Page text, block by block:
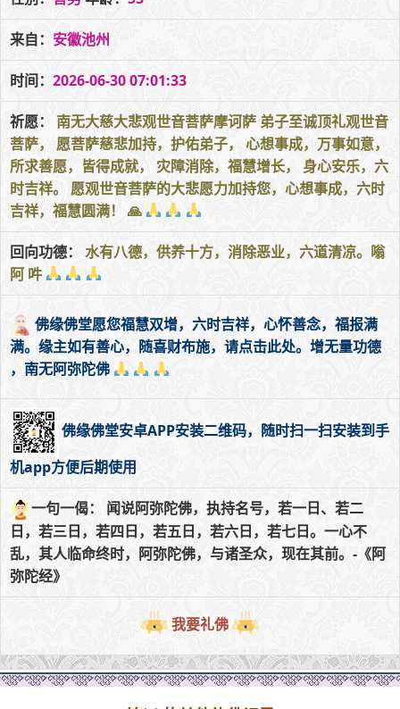
来自： 安徽池州
时间： 2026-06-30 07:01:33
祈愿：
南无大慈大悲观世音菩萨摩诃萨 弟子至诚顶礼观世音
菩萨， 愿菩萨慈悲加持，护佑弟子， 心想事成，万事如意，
所求善愿，皆得成就， 灾障消除，福慧增长， 身心安乐，六
时吉祥。 愿观世音菩萨的大悲愿力加持您，心想事成，六时
吉祥，福慧圆满！ 🙏
回向功德： 水有八德，供养十方，消除恶业，六道清凉。嗡
阿 吽
佛缘佛堂愿您福慧双增，六时吉祥，心怀善念，福报满
满。缘主如有善心，随喜财布施，请点击此处。增无量功德
，南无阿弥陀佛
佛缘佛堂安卓APP安装二维码，随时扫一扫安装到手
机app方便后期使用
一句一偈： 闻说阿弥陀佛，执持名号，若一日、若二
日，若三日，若四日，若五日，若六日，若七日。一心不
乱，其人临命终时，阿弥陀佛，与诸圣众，现在其前。-《阿
弥陀经》
我要礼佛